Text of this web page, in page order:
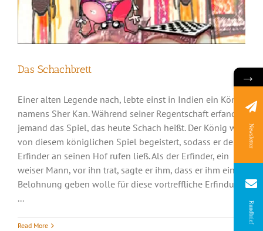
Das Schachbrett
Einer alten Legende nach, lebte einst in Indien ein König
namens Sher Kan. Während seiner Regentschaft erfand
jemand das Spiel, das heute Schach heißt. Der König war
von diesem königlichen Spiel begeistert, sodass er den
Erfinder an seinen Hof rufen ließ. Als der Erfinder, ein
weiser Mann, vor ihn trat, sagte er ihm, dass er ihm eine
Belohnung geben wolle für diese vortreffliche Erfindung
...
Read More
→
Newsletter
Rundbrief